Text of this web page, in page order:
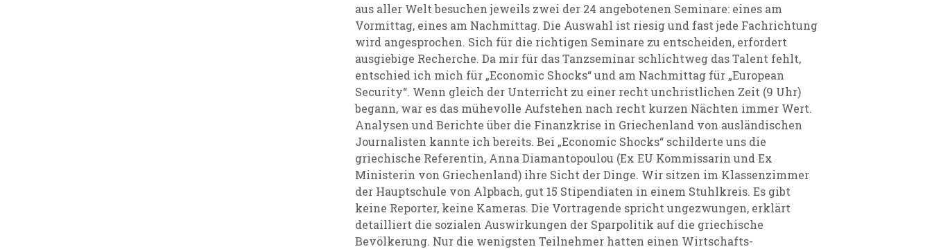
aus aller Welt besuchen jeweils zwei der 24 angebotenen Seminare: eines am
Vormittag, eines am Nachmittag. Die Auswahl ist riesig und fast jede Fachrichtung
wird angesprochen. Sich für die richtigen Seminare zu entscheiden, erfordert
ausgiebige Recherche. Da mir für das Tanzseminar schlichtweg das Talent fehlt,
entschied ich mich für „Economic Shocks“ und am Nachmittag für „European
Security“. Wenn gleich der Unterricht zu einer recht unchristlichen Zeit (9 Uhr)
begann, war es das mühevolle Aufstehen nach recht kurzen Nächten immer Wert.
Analysen und Berichte über die Finanzkrise in Griechenland von ausländischen
Journalisten kannte ich bereits. Bei „Economic Shocks“ schilderte uns die
griechische Referentin, Anna Diamantopoulou (Ex EU Kommissarin und Ex
Ministerin von Griechenland) ihre Sicht der Dinge. Wir sitzen im Klassenzimmer
der Hauptschule von Alpbach, gut 15 Stipendiaten in einem Stuhlkreis. Es gibt
keine Reporter, keine Kameras. Die Vortragende spricht ungezwungen, erklärt
detailliert die sozialen Auswirkungen der Sparpolitik auf die griechische
Bevölkerung. Nur die wenigsten Teilnehmer hatten einen Wirtschafts-